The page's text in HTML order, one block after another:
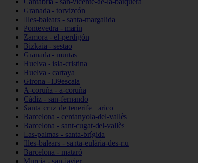
Cantabria - san-vicente-de-la-barquera
Granada - torvizcón
Illes-balears - santa-margalida
Pontevedra - marín
Zamora - el-perdigón
Bizkaia - sestao
Granada - murtas
Huelva - isla-cristina
Huelva - cartaya
Girona - l39escala
A-coruña - a-coruña
Cádiz - san-fernando
Santa-cruz-de-tenerife - arico
Barcelona - cerdanyola-del-vallès
Barcelona - sant-cugat-del-vallès
Las-palmas - santa-brígida
Illes-balears - santa-eulària-des-riu
Barcelona - mataró
Murcia - san-javier